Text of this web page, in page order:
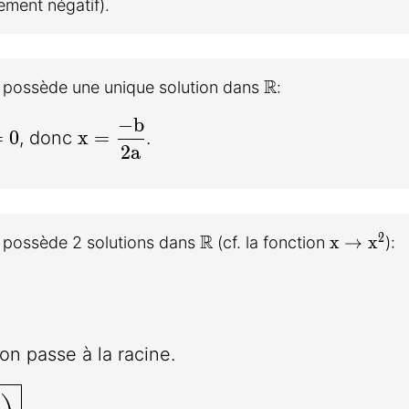
négatif).
une unique solution dans \mathbb{R}
R:
0, donc
x= \dfrac{-b}{2a}
x =
2a
−b
.
2 solutions dans \mathbb{R}
R(cf. la fonction x
x → x2):
= \dfrac{\Delta}{4a^2}
\pm{\dfrac{\sqrt\Delta}{2a}}
on passe à la racine.
{-b \pm \sqrt{\Delta}}{2a}\bigg)}